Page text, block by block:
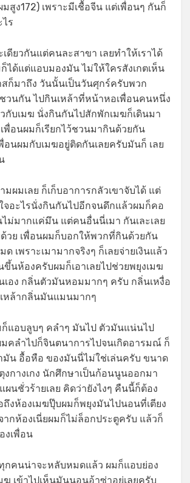
มสูง172) เพราะมีเชื้อจีน แต่เพื่อนๆ กันก็
ร
เดียวกันแต่คนละสาขา เลยทำให้เราได้
ได้แต่แอบมองมัน ไม่ให้ใครสังเกตเห็น
ก็มาถึง วันนั้นเป็นวันศุกร์ครับพวก
ชวนกัน ไปกินเหล้าที่หน้าหอเพื่อนคนหนึ่ง
กับเมฆ นั่งกินกันไปสักพักเมฆก็เดินมา
พื่อนผมก็เรียกไว้ชวนมากินด้วยกัน
อนผมกับเมฆอยู่ติดกันเลยครับมันก็ เลย
มผมเลย ก็เก็บอาการกลัวเขาจับได้ แต่
จอะไรนั่งกินกันไปอีกจนดึกแล้วผมก็คอ
ม่มากแค่มึน แต่คนอื่นนี่เมา กันเละเลย
วย เพื่อนผมก็บอกให้พวกที่กินด้วยกัน
เพราะเมามากจริงๆ ก็เลยจ่ายเงินแล้ว
นห้องครับผมก็เอาเลยไปช่วยพยุงเมฆ
เอง กลิ่นตัวมันหอมมากๆ ครับ กลิ่นเหงื่อ
หล้ากลิ่นมันแมนมากๆ
แอบลูบๆ คลำๆ มันไป ตัวมันแน่นไป
คลำไปก็จินตนาการไปจนเกิดอารมณ์ ก็
มัน อื้อหือ ของมันนี่ไม่ใช่เล่นครับ ขนาด
งกางเกง นักศึกษาเป็นก้อนนูนออกมา
ผนชั่วร้ายเลย คิดว่ายังไงๆ คืนนี้ก็ต้อง
ถึงห้องเมฆปุ๊บผมก็พยุงมันไปนอนที่เตียง
กห้องเนี่ยผมก็ไม่ล็อกประตูครับ แล้วก็
งเพื่อน
กคนน่าจะหลับหมดแล้ว ผมก็แอบย่อง
ฆ เข้าไปเห็นมันนอนอ้าซ่าอยู่เลยครับ